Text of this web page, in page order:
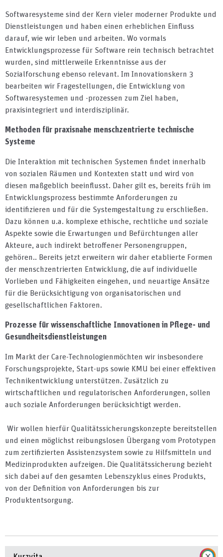
Softwaresysteme sind der Kern vieler moderner Produkte und
Dienstleistungen und haben einen erheblichen Einfluss
darauf, wie wir leben und arbeiten. Wo vormals
Entwicklungsprozesse für Software rein technisch betrachtet
wurden, sind mittlerweile Erkenntnisse aus der
Sozialforschung ebenso relevant. Im Innovationskern 3
bearbeiten wir Fragestellungen, die Entwicklung von
Softwaresystemen und -prozessen zum Ziel haben,
praxisintegriert und interdisziplinär.
Methoden für praxisnahe menschzentrierte technische
Systeme
Die Interaktion mit technischen Systemen findet innerhalb
von sozialen Räumen und Kontexten statt und wird von
diesen maßgeblich beeinflusst. Daher gilt es, bereits früh im
Entwicklungsprozess bestimmte Anforderungen zu
identifizieren und für die Systemgestaltung zu erschließen.
Dazu können u.a. komplexe ethische, rechtliche und soziale
Aspekte sowie die Erwartungen und Befürchtungen aller
Akteure, auch indirekt betroffener Personengruppen,
gehören.. Bereits jetzt erweitern wir daher etablierte Formen
der menschzentrierten Entwicklung, die auf individuelle
Vorlieben und Fähigkeiten eingehen, und neuartige Ansätze
für die Berücksichtigung von organisatorischen und
gesellschaftlichen Faktoren.
Prozesse für wissenschaftliche Innovationen in Pflege- und
Gesundheitsdienstleistungen
Im Markt der Care-Technologienmöchten wir insbesondere
Forschungsprojekte, Start-ups sowie KMU bei einer effektiven
Technikentwicklung unterstützen. Zusätzlich zu
wirtschaftlichen und regulatorischen Anforderungen, sollen
auch soziale Anforderungen berücksichtigt werden.
Wir wollen hierfür Qualitätssicherungskonzepte bereitstellen
und einen möglichst reibungslosen Übergang vom Prototypen
zum zertifizierten Assistenzsystem sowie zu Hilfsmitteln und
Medizinprodukten aufzeigen. Die Qualitätssicherung bezieht
sich dabei auf den gesamten Lebenszyklus eines Produkts,
von der Definition von Anforderungen bis zur
Produktentsorgung.